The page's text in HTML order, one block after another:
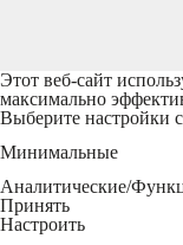
Этот веб-сайт
максимально
Выберите настройки
Минимальные
Аналитические/
Принять
Настроить